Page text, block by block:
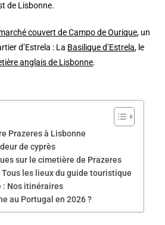
de Lisbonne.
couvert de Campo de Ourique, un
d’Estrela : La Basilique d’Estrela, le
anglais de Lisbonne.
Prazeres à Lisbonne
de cyprès
sur le cimetière de Prazeres
les lieux du guide touristique
: Nos itinéraires
au Portugal en 2026 ?